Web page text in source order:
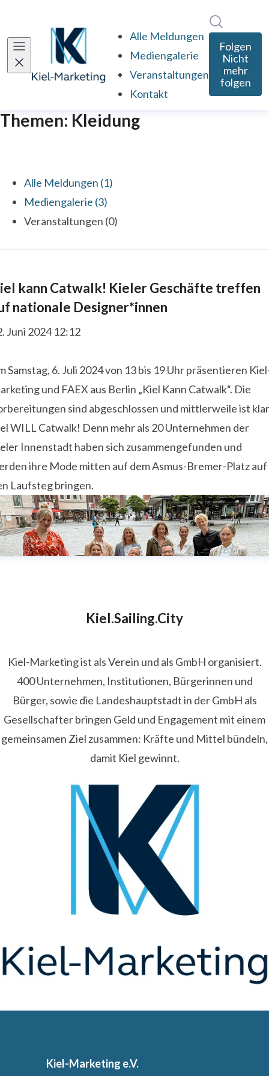
Alle Meldungen
Mediengalerie
Veranstaltungen
Kontakt
Folgen
Nicht
mehr
folgen
Themen: Kleidung
Alle Meldungen (1)
Mediengalerie (3)
Veranstaltungen (0)
kann Catwalk! Kieler Geschäfte treffen
nationale Designer*innen
Juni 2024 12:12
Samstag, 6. Juli 2024 von 13 bis 19 Uhr präsentieren
und FAEX aus Berlin „Kiel Kann Catwalk“. Die
sind abgeschlossen und mittlerweile ist
WILL Catwalk! Denn mehr als 20 Unternehmen der
Innenstadt haben sich zusammengefunden und
ihre Mode mitten auf dem Asmus-Bremer-Platz auf
Laufsteg bringen.
Kiel.Sailing.City
Kiel-Marketing ist als Verein und als GmbH organisiert.
400 Unternehmen, Institutionen, Bürgerinnen und
Bürger, sowie die Landeshauptstadt in der GmbH als
Gesellschafter bringen Geld und Engagement mit einem
gemeinsamen Ziel zusammen: Kräfte und Mittel bündeln,
damit Kiel gewinnt.
Kiel-Marketing e.V.